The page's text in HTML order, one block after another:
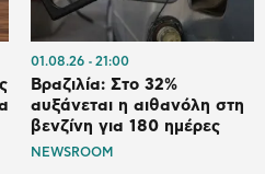
01.08.26 21:00
Βραζιλία: Στο 32%
αυξάνεται η αιθανόλη στη
βενζίνη για 180 ημέρες
NEWSROOM